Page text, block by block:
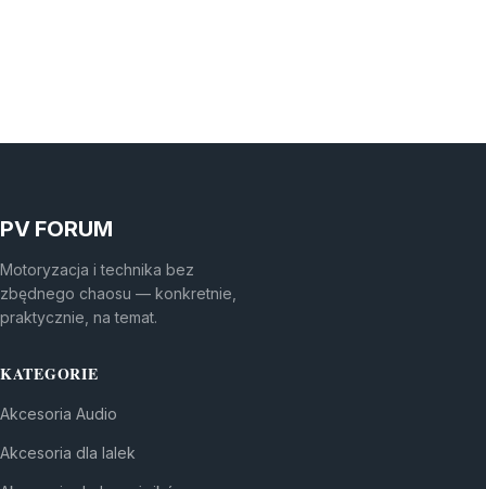
PV FORUM
Motoryzacja i technika bez
zbędnego chaosu — konkretnie,
praktycznie, na temat.
KATEGORIE
Akcesoria Audio
Akcesoria dla lalek